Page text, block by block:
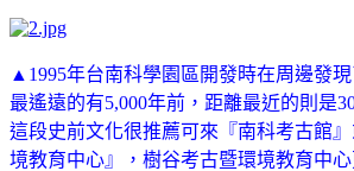
▲1995年台南科學園區開發時在周邊發
最遙遠的有5,000年前，距離最近的則是
這段史前文化很推薦可來『南科考古館
境教育中心』，樹谷考古暨環境教育中